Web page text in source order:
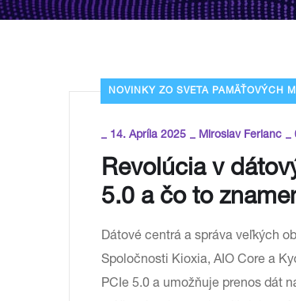
NOVINKY ZO SVETA PAMÄŤOVÝCH
_ 14. Apríla 2025 _ Miroslav Ferianc _
Revolúcia v
5.0 a čo to
Dátové centrá a správa veľkých
Spoločnosti Kioxia, AIO Core a
PCIe 5.0 a umožňuje prenos dát